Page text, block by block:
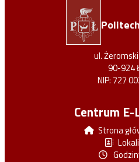
ul.
90-924
NIP: 727
Centrum
Strona